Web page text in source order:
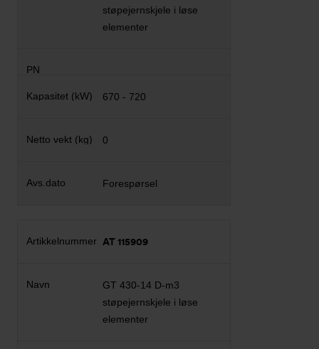
støpejernskjele i løse
elementer
670 - 720
0
Forespørsel
AT 115909
GT 430-14 D-m3
støpejernskjele i løse
elementer